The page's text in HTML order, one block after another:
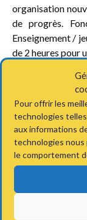
Pour offrir les
technologies
aux informations
technologies
le comportement
organisation
de progrès.
Enseignement /
de 2 heures pour
Le club junior
permet aux
différents que :
C’est aussi
l’esprit du sport :
le contrôle de